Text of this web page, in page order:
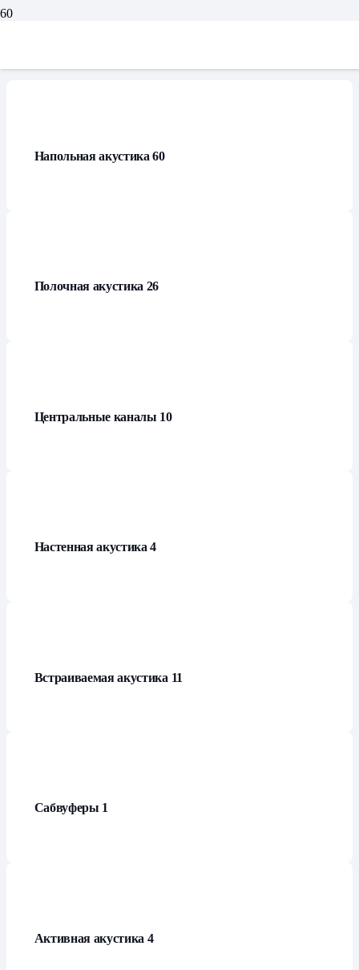
Напольная акустика60
Полочная акустика 26
Центральные каналы 10
Настенная акустика4
Встраиваемая акустика 11
Сабвуферы 1
Активная акустика 4